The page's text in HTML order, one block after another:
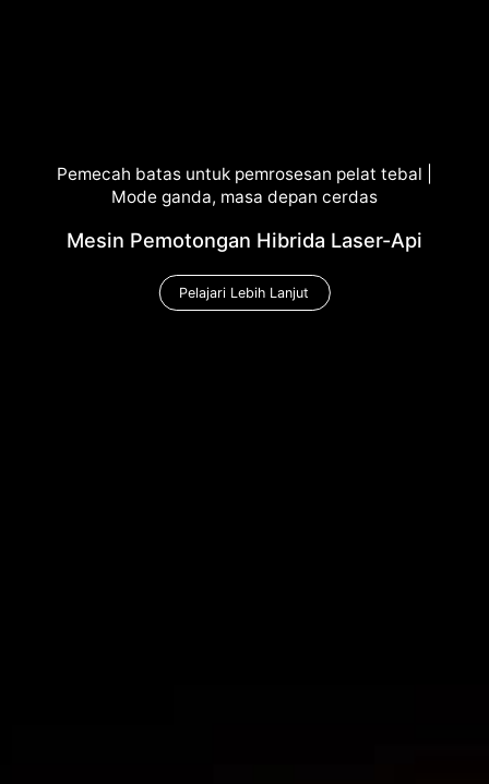
Pemecah batas untuk pemrosesan pelat tebal |
Mode ganda, masa depan cerdas
Mesin Pemotongan Hibrida Laser-Api
Pelajari Lebih Lanjut
Pelajari Lebih Lanjut